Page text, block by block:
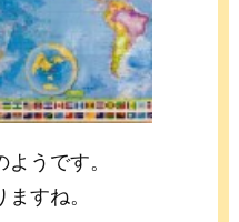
うです。
ますね。